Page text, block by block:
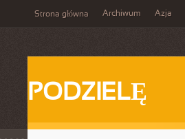
Strona główna Archiwum Azja
PODZIELĘ